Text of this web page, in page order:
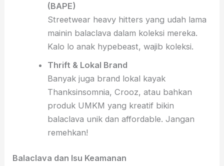
(BAPE)
Streetwear heavy hitters yang udah lama
mainin balaclava dalam koleksi mereka.
Kalo lo anak hypebeast, wajib koleksi.
Thrift & Lokal Brand
Banyak juga brand lokal kayak
Thanksinsomnia, Crooz, atau bahkan
produk UMKM yang kreatif bikin
balaclava unik dan affordable. Jangan
remehkan!
Balaclava dan Isu Keamanan